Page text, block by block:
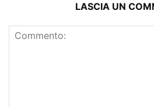
LASCIA UN